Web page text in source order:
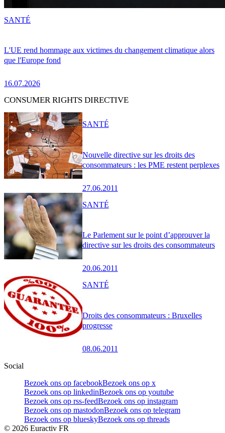
L'UE rend hommage aux victimes du changement climatique alors
que l'Europe fond
16.07.2026
SANTÉ
CONSUMER RIGHTS DIRECTIVE
Nouvelle directive sur les droits des
consommateurs : les PME restent perplexes
27.06.2011
SANTÉ
Le Parlement sur le point d’approuver la
directive sur les droits des consommateurs
20.06.2011
SANTÉ
Droits des consommateurs : Bruxelles
progresse
08.06.2011
SANTÉ
Social
Bezoek ons op facebookBezoek ons op x
Bezoek ons op linkedinBezoek ons op youtube
Bezoek ons op rss-feedBezoek ons op instagram
Bezoek ons op mastodonBezoek ons op telegram
Bezoek ons op blueskyBezoek ons op threads
© 2026 Euractiv FR